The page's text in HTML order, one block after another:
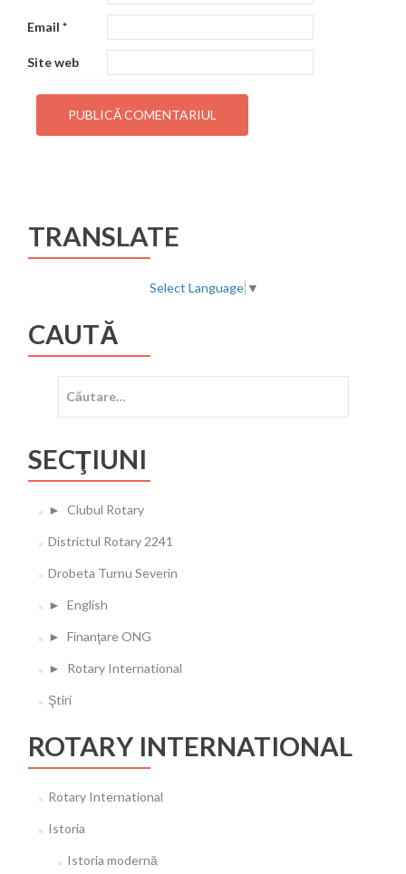
Email *
Site web
TRANSLATE
Select Language ▼
CAUTĂ
după:
SECŢIUNI
► Clubul Rotary
Districtul Rotary 2241
Drobeta Turnu Severin
► English
► Finanţare ONG
► Rotary International
Ştiri
ROTARY INTERNATIONAL
Rotary International
Istoria
Istoria modernă